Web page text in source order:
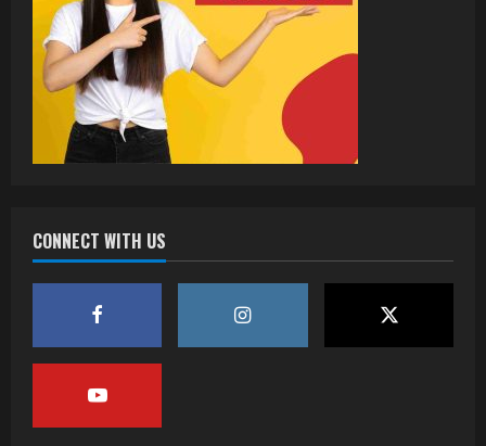
CONNECT WITH US
वर्ल्डवाइड रिकॉर्ड्स भोजपुरी का नया धमाकेदार गाना
जल्द, दुबई की खूबसूरत लोकेशन्स पर हो रही है
July 16, 2026